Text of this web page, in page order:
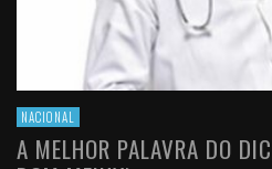
NACIONAL
A MELHOR PALAVRA DO